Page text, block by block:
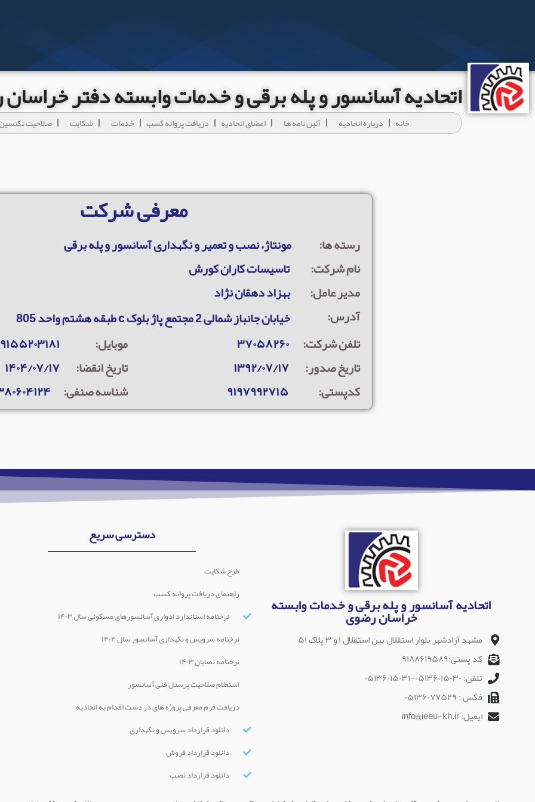
اتحادیه آسانسور و پله برقی و خدمات وابسته دفتر
خانه درباره اتحادیه آئين نامه ها اعضای اتحادیه دریافت پروانه کسب خدمات شکایت صلاحیت
معرفی شرکت
رسته ها:
مونتاژ، نصب و تعمیر و نگهداری آسانسور و پله برقی
نام شرکت:
تاسیسات کاران کورش
مدیر عامل:
بهزاد دهقان نژاد
آدرس:
خیابان جانباز شمالی 2 مجتمع پاژ بلوک c طبقه هشتم واحد 805
تلفن شرکت:
۳۷۰۵۸۲۶۰ موبایل:
۹۱۵۵۲۰۳۱۸۱
تاریخ صدور:
۱۳۹۲/۰۷/۱۷ تاریخ انقضا:
۱۴۰۴/۰۷/۱۷
کدپستی:
۹۱۹۷۹۹۲۷۱۵ شناسه صنفی:
اتحادیه آسانسور و پله برقی و خدمات وابسته
خراسان رضوی
مشهد آزادشهر بلوار استقلال بین استقلال ۱ و ۳ پلاک ۵۱
کد پستی:۹۱۸۸۶۱۹۵۸۹
تلفن: ۰۵۱۳۶۰۱۵۰۳۰-۰۵۱۳۶۰۱۵۰۳۱
فکس : ۰۵۱۳۶۰۷۷۵۲۹
ایمیل: info@ieeu-kh.ir
دسترسی سریع
طرح شکایت
راهنمای دریافت پروانه کسب
نرخنامه استاندارد ادواری آسانسورهای مسکونی سال ۱۴۰۳
نرخنامه سرویس و نگهداری آسانسور سال ۱۴۰۴
نرخنامه نصابان ۱۴۰۳
استعلام صلاحیت پرسنل فنی آسانسور
دریافت فرم معرفی پروژه های در دست اقدام به اتحادیه
دانلود قرارداد سرویس و نگهداری
دانلود قرارداد فروش
دانلود قرارداد نصب